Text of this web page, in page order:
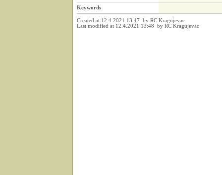
Keywords
Created at 12.4.2021 13:47 by RC Kragujevac
Last modified at 12.4.2021 13:48 by RC Kragujevac